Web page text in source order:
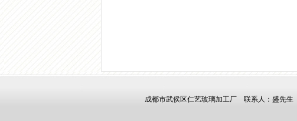
成都市武侯区仁艺玻璃加工厂 联系人：盛先生